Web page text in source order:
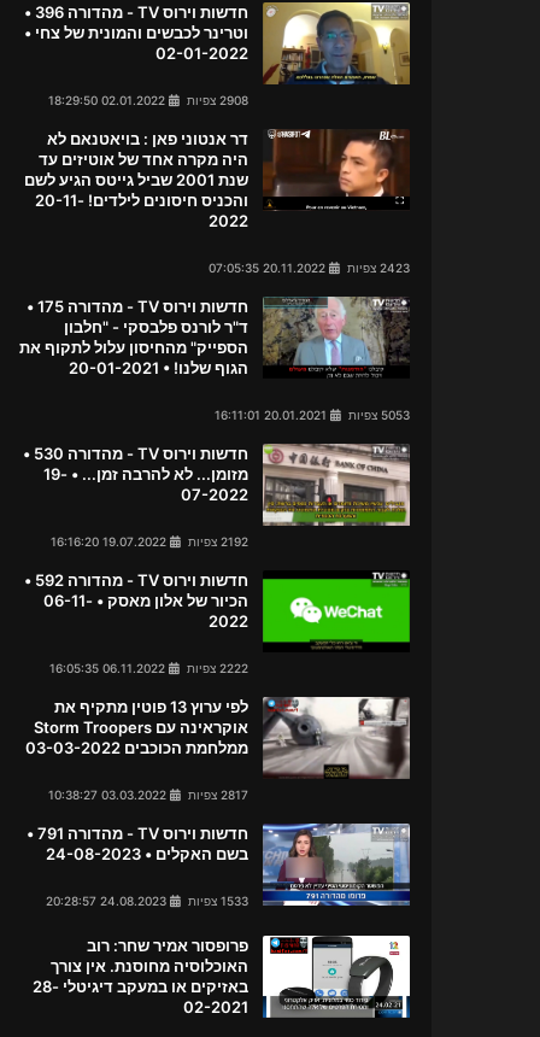
חדשות וירוס TV - מהדורה 396 •
וטרינר לכבשים והמונית של צחי •
02-01-2022
2908 צפיות
דר אנטוני פאן : בויאטנאם לא
היה מקרה אחד של אוטיזים עד
שנת 2001 שביל גייטס הגיע לשם
והכניס חיסונים לילדים! 20-11-
2022
2423 צפיות
חדשות וירוס TV - מהדורה 175 •
ד"ר לורנס פלבסקי - "חלבון
הספייק" מהחיסון עלול לתקוף את
הגוף שלנו! • 20-01-2021
5053 צפיות
חדשות וירוס TV - מהדורה 530 •
מזומן... לא להרבה זמן... • 19-
07-2022
2192 צפיות
חדשות וירוס TV - מהדורה 592 •
הכיור של אלון מאסק • 06-11-
2022
2222 צפיות
לפי ערוץ 13 פוטין מתקיף את
אוקראינה עם Storm Troopers
ממלחמת הכוכבים 03-03-2022
2817 צפיות
חדשות וירוס TV - מהדורה 791 •
בשם האקלים • 24-08-2023
1533 צפיות
פרופסור אמיר שחר: רוב
האוכלוסיה מחוסנת. אין צורך
באזיקים או במעקב דיגיטלי 28-
02-2021